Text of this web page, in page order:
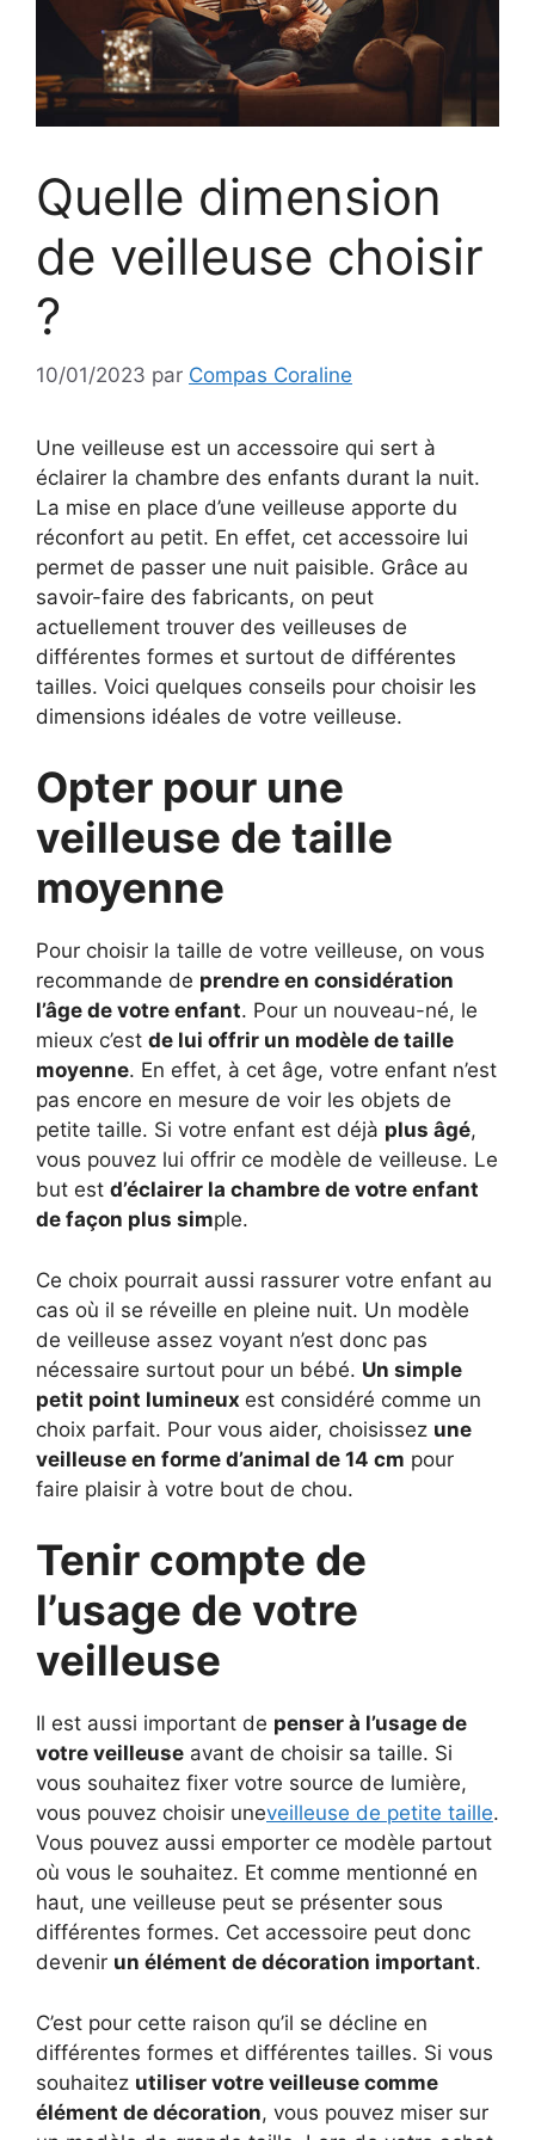
Quelle dimension
de veilleuse choisir
?
10/01/2023 par Compas Coraline
Une veilleuse est un accessoire qui sert à
éclairer la chambre des enfants durant la nuit.
La mise en place d’une veilleuse apporte du
réconfort au petit. En effet, cet accessoire lui
permet de passer une nuit paisible. Grâce au
savoir-faire des fabricants, on peut
actuellement trouver des veilleuses de
différentes formes et surtout de différentes
tailles. Voici quelques conseils pour choisir les
dimensions idéales de votre veilleuse.
Opter pour une
veilleuse de taille
moyenne
Pour choisir la taille de votre veilleuse, on vous
recommande de prendre en considération
l’âge de votre enfant. Pour un nouveau-né, le
mieux c’est de lui offrir un modèle de taille
moyenne. En effet, à cet âge, votre enfant n’est
pas encore en mesure de voir les objets de
petite taille. Si votre enfant est déjà plus âgé,
vous pouvez lui offrir ce modèle de veilleuse. Le
but est d’éclairer la chambre de votre enfant
de façon plus simple.
Ce choix pourrait aussi rassurer votre enfant au
cas où il se réveille en pleine nuit. Un modèle
de veilleuse assez voyant n’est donc pas
nécessaire surtout pour un bébé. Un simple
petit point lumineux est considéré comme un
choix parfait. Pour vous aider, choisissez une
veilleuse en forme d’animal de 14 cm pour
faire plaisir à votre bout de chou.
Tenir compte de
l’usage de votre
veilleuse
Il est aussi important de penser à l’usage de
votre veilleuse avant de choisir sa taille. Si
vous souhaitez fixer votre source de lumière,
vous pouvez choisir uneveilleuse de petite taille.
Vous pouvez aussi emporter ce modèle partout
où vous le souhaitez. Et comme mentionné en
haut, une veilleuse peut se présenter sous
différentes formes. Cet accessoire peut donc
devenir un élément de décoration important.
C’est pour cette raison qu’il se décline en
différentes formes et différentes tailles. Si vous
souhaitez utiliser votre veilleuse comme
élément de décoration, vous pouvez miser sur